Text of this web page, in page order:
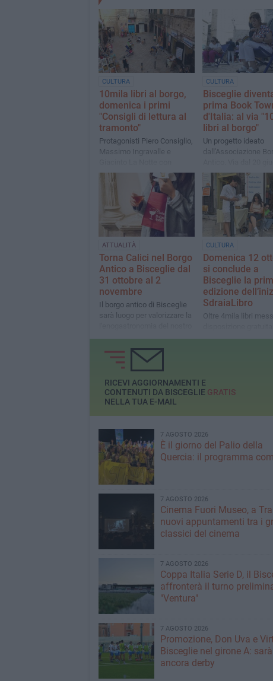
CULTURA
10mila libri al borgo,
domenica i primi
"Consigli di lettura al
tramonto"
Protagonisti Piero Consiglio,
Massimo Ingravalle e
"Palazzi Storici di Bisceglie,
storie di uomini e pietre"
CULTURA
Bisceglie
prima Book
d'Italia: al via
libri al borgo"
Un progetto ideato
dall'Associazione
20 settembre
ATTUALITÀ
Torna Calici nel Borgo
Antico a Bisceglie dal
31 ottobre al 2
novembre
Il borgo antico di Bisceglie
sarà luogo per valorizzare la
territorio
CULTURA
Domenica 12
si conclude a
Bisceglie la
edizione
SdraiaLibro
Oltre 4mila libri
disposizione
dei lettori durante
RICEVI AGGIORNAMENTI E
CONTENUTI DA BISCEGLIE GRATIS
NELLA TUA E-MAIL
7 AGOSTO 2026
È il giorno del Palio della
Quercia: il programma
7 AGOSTO 2026
Cinema Fuori Museo, a
nuovi appuntamenti tra i
classici del cinema
7 AGOSTO 2026
Coppa Italia Serie D, il
affronterà il turno
"Ventura"
7 AGOSTO 2026
Promozione, Don Uva e
Bisceglie nel girone A: sarà
ancora derby